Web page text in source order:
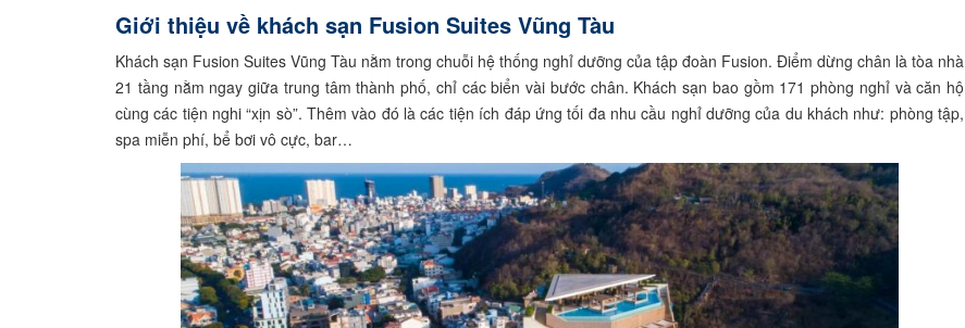
Giới thiệu về khách sạn Fusion Suites Vũng Tàu
Khách sạn Fusion Suites Vũng Tàu nằm trong chuỗi hệ thống nghỉ dưỡng của tập đoàn Fusion. Điểm dừng chân là tòa nhà
21 tầng nằm ngay giữa trung tâm thành phố, chỉ các biển vài bước chân. Khách sạn bao gồm 171 phòng nghỉ và căn hộ
cùng các tiện nghi “xịn sò”. Thêm vào đó là các tiện ích đáp ứng tối đa nhu cầu nghỉ dưỡng của du khách như: phòng tập,
spa miễn phí, bể bơi vô cực, bar…